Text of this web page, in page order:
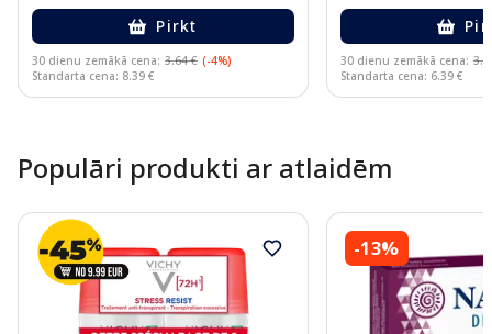
Pirkt
30 dienu zemākā cena: 3.64 € (-4%)
Standarta cena: 8.39 €
30 dienu zemākā cena:
Standarta cena: 6.39 €
Populāri produkti ar atlaidēm
-13%